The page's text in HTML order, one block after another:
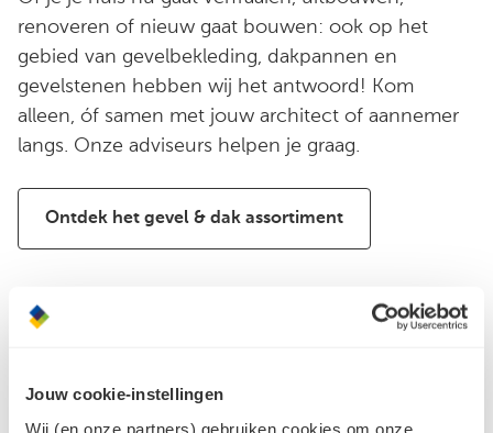
Jouw cookie-instellingen
Wij (en onze partners) gebruiken cookies om onze
renoveren of nieuw gaat bouwen: ook op het
gebied van gevelbekleding, dakpannen en
gevelstenen hebben wij het antwoord! Kom
alleen, óf samen met jouw architect of aannemer
langs. Onze adviseurs helpen je graag.
Ontdek het gevel & dak assortiment
Met hun kennis, ervaring en passie begeleiden